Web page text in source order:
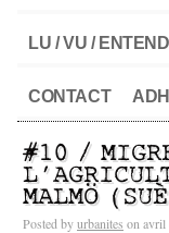
LU / VU /
CONTACT
#10 /
MALMÖ
Posted byurbanites on avril